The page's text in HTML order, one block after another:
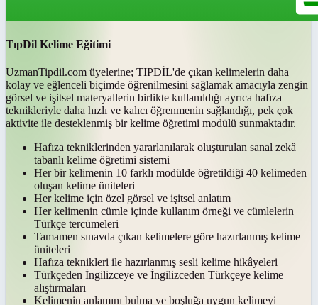
TıpDil Kelime Eğitimi
UzmanTipdil.com üyelerine; TIPDİL'de çıkan kelimelerin daha
kolay ve eğlenceli biçimde öğrenilmesini sağlamak amacıyla zengin
görsel ve işitsel materyallerin birlikte kullanıldığı ayrıca hafıza
teknikleriyle daha hızlı ve kalıcı öğrenmenin sağlandığı, pek çok
aktivite ile desteklenmiş bir kelime öğretimi modülü sunmaktadır.
Hafıza tekniklerinden yararlanılarak oluşturulan sanal zekâ
tabanlı kelime öğretimi sistemi
Her bir kelimenin 10 farklı modülde öğretildiği 40 kelimeden
oluşan kelime üniteleri
Her kelime için özel görsel ve işitsel anlatım
Her kelimenin cümle içinde kullanım örneği ve cümlelerin
Türkçe tercümeleri
Tamamen sınavda çıkan kelimelere göre hazırlanmış kelime
üniteleri
Hafıza teknikleri ile hazırlanmış sesli kelime hikâyeleri
Türkçeden İngilizceye ve İngilizceden Türkçeye kelime
alıştırmaları
Kelimenin anlamını bulma ve boşluğa uygun kelimeyi